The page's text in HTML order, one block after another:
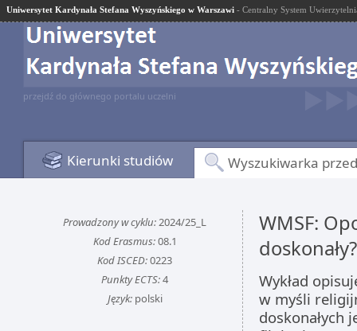
Uniwersytet Kardynała Stefana Wyszyńskiego w Warszawi - Centralny System
przejdź do głównego portalu uczelni
Kierunki studiów Wyszukiwarka
Prowadzony w cyklu:2024/25_L
Kod Erasmus:08.1
Kod ISCED:0223
Punkty ECTS:4
Język:polski
WMSF:
Wykład
w myśli
doskonałych